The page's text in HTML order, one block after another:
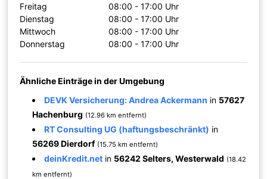
Freitag
08:00 - 17:00 Uhr
Dienstag
08:00 - 17:00 Uhr
Mittwoch
08:00 - 17:00 Uhr
Donnerstag
08:00 - 17:00 Uhr
Ähnliche Einträge in der Umgebung
DEVK Versicherung: Andrea Ackermann in 57627
Hachenburg (12.96 km entfernt)
RT Consulting UG (haftungsbeschränkt) in
56269 Dierdorf (15.75 km entfernt)
deinKredit.net in 56242 Selters, Westerwald (18.42
km entfernt)